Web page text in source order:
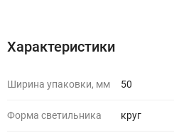
Характеристики
Ширина упаковки, мм 50
Форма светильника круг